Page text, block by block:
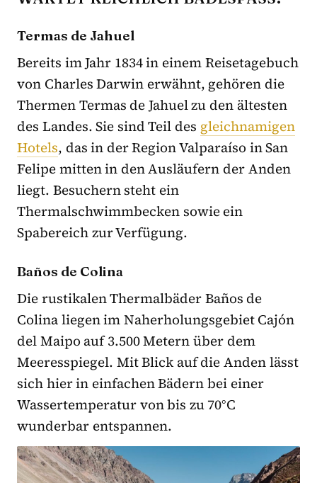
Termas de Jahuel
Bereits im Jahr 1834 in einem Reisetagebuch
von Charles Darwin erwähnt, gehören die
Thermen Termas de Jahuel zu den ältesten
des Landes. Sie sind Teil des gleichnamigen
Hotels, das in der Region Valparaíso in San
Felipe mitten in den Ausläufern der Anden
liegt. Besuchern steht ein
Thermalschwimmbecken sowie ein
Spabereich zur Verfügung.
Baños de Colina
Die rustikalen Thermalbäder Baños de
Colina liegen im Naherholungsgebiet Cajón
del Maipo auf 3.500 Metern über dem
Meeresspiegel. Mit Blick auf die Anden lässt
sich hier in einfachen Bädern bei einer
Wassertemperatur von bis zu 70°C
wunderbar entspannen.